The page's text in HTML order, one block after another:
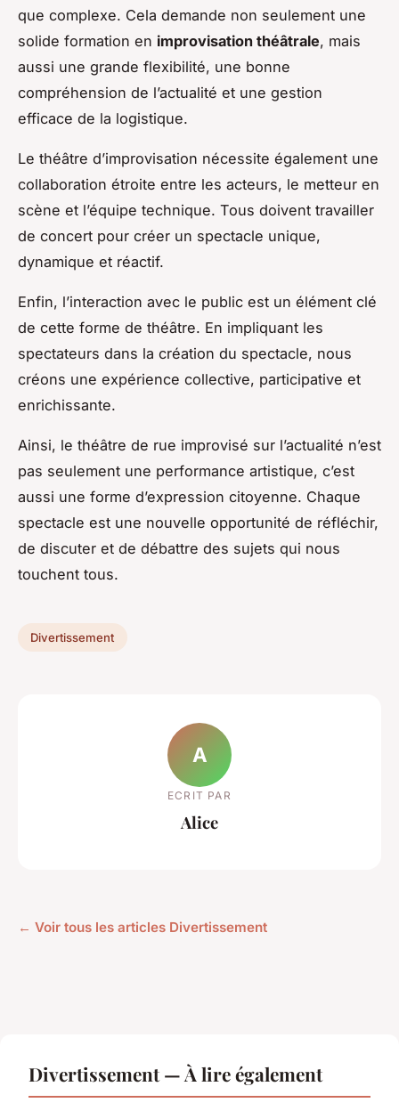
que complexe. Cela demande non seulement une
solide formation en improvisation théâtrale, mais
aussi une grande flexibilité, une bonne
compréhension de l’actualité et une gestion
efficace de la logistique.
Le théâtre d’improvisation nécessite également une
collaboration étroite entre les acteurs, le metteur en
scène et l’équipe technique. Tous doivent travailler
de concert pour créer un spectacle unique,
dynamique et réactif.
Enfin, l’interaction avec le public est un élément clé
de cette forme de théâtre. En impliquant les
spectateurs dans la création du spectacle, nous
créons une expérience collective, participative et
enrichissante.
Ainsi, le théâtre de rue improvisé sur l’actualité n’est
pas seulement une performance artistique, c’est
aussi une forme d’expression citoyenne. Chaque
spectacle est une nouvelle opportunité de réfléchir,
de discuter et de débattre des sujets qui nous
touchent tous.
Divertissement
A
ECRIT PAR
Alice
← Voir tous les articles Divertissement
Divertissement — À lire également